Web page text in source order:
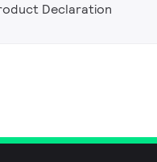
Declaration